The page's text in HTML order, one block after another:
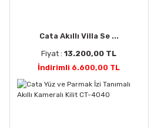
Cata Akıllı Villa Se ...
Fiyat :13.200,00 TL
İndirimli 6.600,00 TL